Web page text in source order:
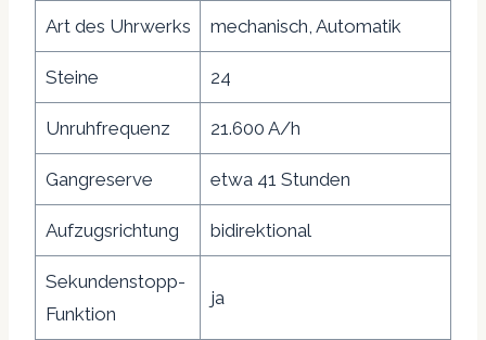
Art des Uhrwerks mechanisch, Automatik
Steine 24
Unruhfrequenz 21.600 A/h
Gangreserve etwa 41 Stunden
Aufzugsrichtung bidirektional
Sekundenstopp-
Funktion
ja